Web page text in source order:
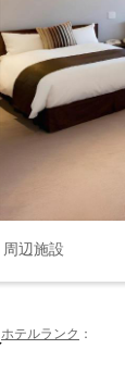
周辺施設
ホテルランク